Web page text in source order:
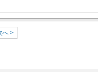
へ >